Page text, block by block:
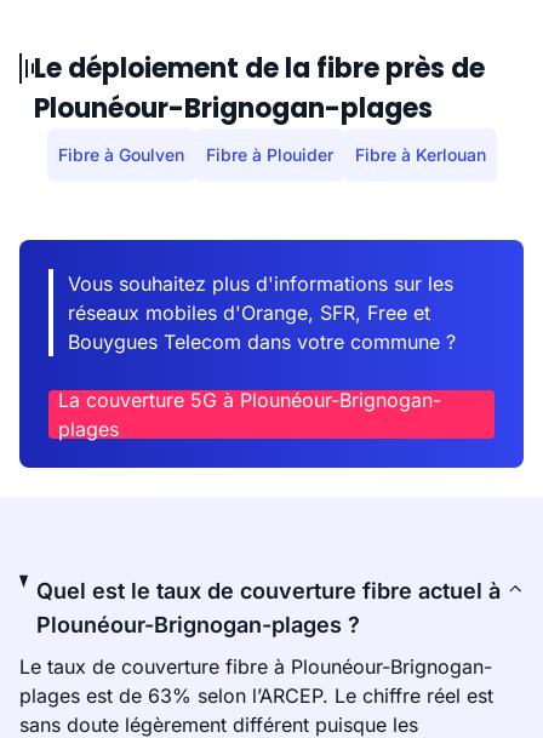
Le déploiement de la fibre près de
Plounéour-Brignogan-plages
Fibre à Goulven Fibre à Plouider Fibre à Kerlouan
Vous souhaitez plus d'informations sur les
réseaux mobiles d'Orange, SFR, Free et
Bouygues Telecom dans votre commune ?
La couverture 5G à Plounéour-Brignogan-
plages
Quel est le taux de couverture fibre actuel à
Plounéour-Brignogan-plages ?
Le taux de couverture fibre à Plounéour-Brignogan-
plages est de 63% selon l’ARCEP. Le chiffre réel est
sans doute légèrement différent puisque les